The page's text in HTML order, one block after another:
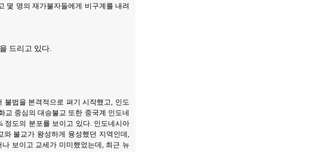
몇 명의 재가불자들에게 비구계를 내려
드리고 있다.
불법을 본격적으로 펴기 시작했고, 인도
중심의 대승불교 또한 중국계 인도네
정도의 분포를 보이고 있다. 인도네시아
불교가 왕성하게 융성했던 지역인데,
보이고 교세가 미미했었는데, 최근 뉴